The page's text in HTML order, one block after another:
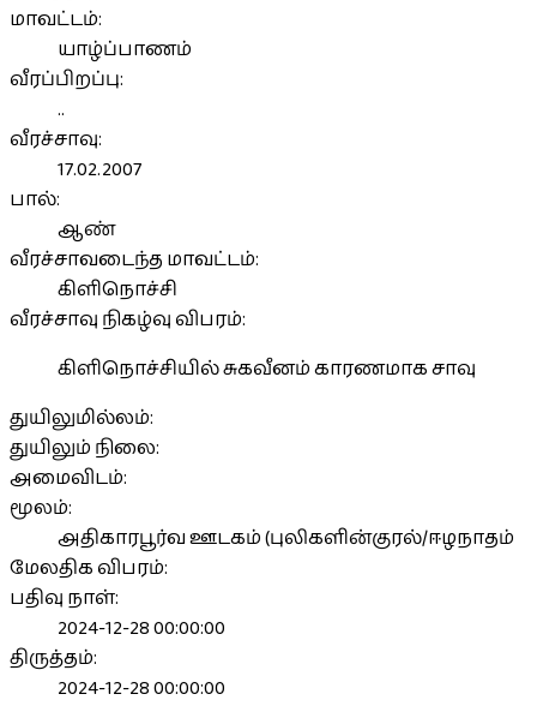
மாவட்டம்:
யாழ்ப்பாணம்
வீரப்பிறப்பு:
..
வீரச்சாவு:
17.02.2007
பால்:
ஆண்
வீரச்சாவடைந்த மாவட்டம்:
கிளிநொச்சி
வீரச்சாவு நிகழ்வு விபரம்:
கிளிநொச்சியில் சுகவீனம் காரணமாக சாவு
துயிலுமில்லம்:
துயிலும் நிலை:
அமைவிடம்:
மூலம்:
அதிகாரபூர்வ ஊடகம் (புலிகளின்குரல்/ஈழநாதம்
மேலதிக விபரம்:
பதிவு நாள்:
2024-12-28 00:00:00
திருத்தம்:
2024-12-28 00:00:00